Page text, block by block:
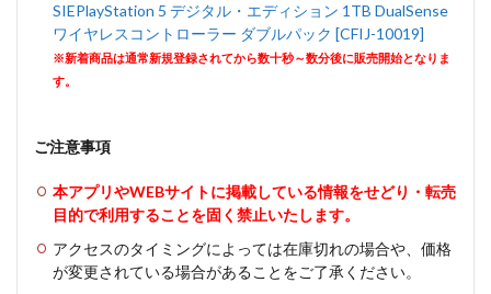
SIEPlayStation 5 デジタル・エディション 1TB DualSense
ワイヤレスコントローラー ダブルパック [CFIJ-10019]
※新着商品は通常新規登録されてから数十秒～数分後に販売開始となりま
す。
ご注意事項
本アプリやWEBサイトに掲載している情報をせどり・転売
目的で利用することを固く禁止いたします。
アクセスのタイミングによっては在庫切れの場合や、価格
が変更されている場合があることをご了承ください。